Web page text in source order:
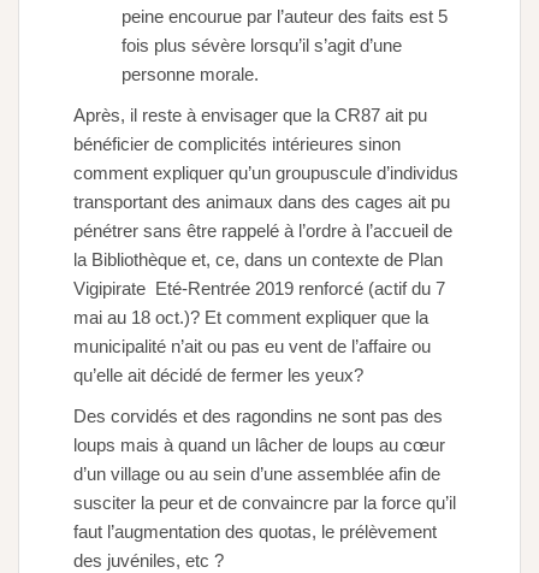
peine encourue par l’auteur des faits est 5
fois plus sévère lorsqu’il s’agit d’une
personne morale.
Après, il reste à envisager que la CR87 ait pu
bénéficier de complicités intérieures sinon
comment expliquer qu’un groupuscule d’individus
transportant des animaux dans des cages ait pu
pénétrer sans être rappelé à l’ordre à l’accueil de
la Bibliothèque et, ce, dans un contexte de Plan
Vigipirate Eté-Rentrée 2019 renforcé (actif du 7
mai au 18 oct.)? Et comment expliquer que la
municipalité n’ait ou pas eu vent de l’affaire ou
qu’elle ait décidé de fermer les yeux?
Des corvidés et des ragondins ne sont pas des
loups mais à quand un lâcher de loups au cœur
d’un village ou au sein d’une assemblée afin de
susciter la peur et de convaincre par la force qu’il
faut l’augmentation des quotas, le prélèvement
des juvéniles, etc ?